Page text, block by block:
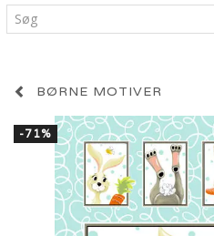
BØRNE MOTIVER
-71%